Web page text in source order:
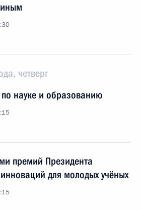
четверг
науке и образованию
премий Президента
для молодых учёных